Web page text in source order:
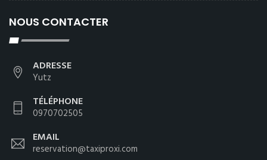
NOUS CONTACTER
ADRESSE
Yutz
TÉLÉPHONE
0970702505
EMAIL
reservation@taxiproxi.com